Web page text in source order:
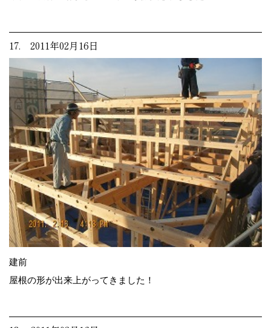
17. 2011年02月16日
建前
屋根の形が出来上がってきました！